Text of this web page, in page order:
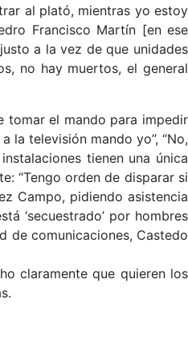
al plató, mientras yo estoy
Francisco Martín [en ese
a la vez de que unidades
no hay muertos, el general
tomar el mando para impedir
la televisión mando yo”, “No,
tienen una única
“Tengo orden de disparar si
Campo, pidiendo asistencia
‘secuestrado’ por hombres
de comunicaciones, Castedo
claramente que quieren los